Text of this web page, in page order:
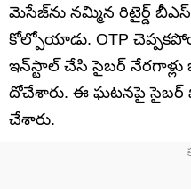
మెసేజ్‌ను నమ్మిన రిటైర్డ్
కోల్పోయాడు. OTP
ఇన్‌స్టాల్ చేసి సైబర్ నేరగాళ్లు
దోచేశారు. ఈ ఘటనపై సైబర్
చేశారు.